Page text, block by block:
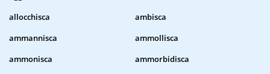
allocchisca
ambisca
ammannisca
ammollisca
ammonisca
ammorbidisca